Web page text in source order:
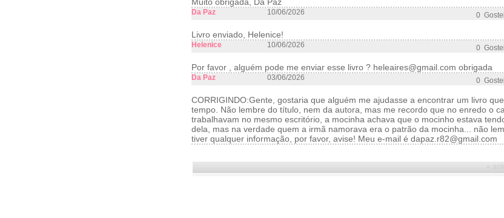
Da Paz 10/06/2026 0 Gostei
Livro enviado, Helenice!
Helenice 10/06/2026 0 Gostei
Por favor , alguém pode me enviar esse livro ? heleaires@gmail.com obrigada
Da Paz 03/06/2026 0 Gostei
CORRIGINDO:Gente, gostaria que alguém me ajudasse a encontrar um livro
tempo. Não lembre do título, nem da autora, mas me recordo que no enredo o
trabalhavam no mesmo escritório, a mocinha achava que o mocinho estava
dela, mas na verdade quem a irmã namorava era o patrão da mocinha... não
tiver qualquer informação, por favor, avise! Meu e-mail é dapaz.r82@gmail.com
«